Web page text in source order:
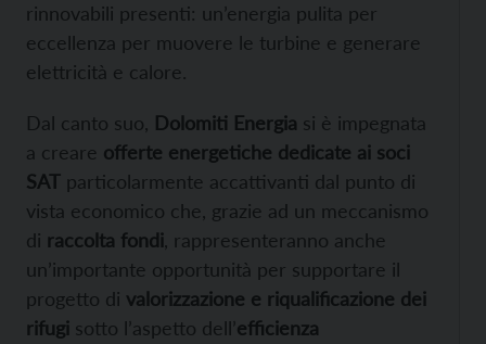
rinnovabili presenti: un’energia pulita per
eccellenza per muovere le turbine e generare
elettricità e calore.
Dal canto suo, Dolomiti Energia si è impegnata
a creare offerte energetiche dedicate ai soci
SAT particolarmente accattivanti dal punto di
vista economico che, grazie ad un meccanismo
di raccolta fondi , rappresenteranno anche
un’importante opportunità per supportare il
progetto di valorizzazione e riqualificazione dei
rifugi sotto l’aspetto dell’efficienza